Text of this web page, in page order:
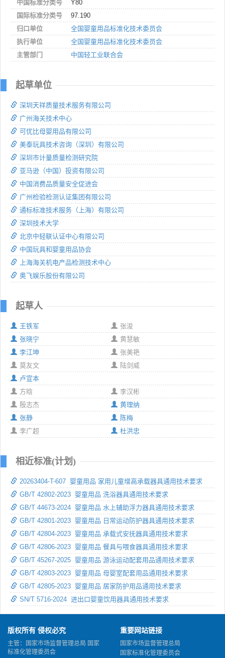
中国标准分类号
Y80
国际标准分类号
97.190
归口单位
全国婴童用品标准化技术委员会
执行单位
全国婴童用品标准化技术委员会
主管部门
中国轻工业联合会
起草单位
深圳天祥质量技术服务有限公司
广州海关技术中心
可优比母婴用品有限公司
美泰玩具技术咨询（深圳）有限公司
深圳市计量质量检测研究院
亚马逊（中国）投资有限公司
中国消费品质量安全促进会
广州检验检测认证集团有限公司
通标标准技术服务（上海）有限公司
深圳技术大学
北京中轻联认证中心有限公司
中国玩具和婴童用品协会
上海海关机电产品检测技术中心
奥飞娱乐股份有限公司
起草人
王铁军
张浚
张晓宁
黄慧敏
李江坤
张美艳
莫友文
陆剑威
卢宣本
方晗
李汉彬
殷志杰
黄理纳
张静
陈梅
李广超
杜洪忠
相近标准(计划)
20263404-T-607 婴童用品 家用儿童增高承载器具通用技术要求
GB/T 42802-2023 婴童用品 洗浴器具通用技术要求
GB/T 44673-2024 婴童用品 水上辅助浮力器具通用技术要求
GB/T 42801-2023 婴童用品 日常运动防护器具通用技术要求
GB/T 42804-2023 婴童用品 承载式安抚器具通用技术要求
GB/T 42806-2023 婴童用品 餐具与喂食器具通用技术要求
GB/T 45267-2025 婴童用品 游泳运动配套用品通用技术要求
GB/T 42803-2023 婴童用品 母婴室配套用品通用技术要求
GB/T 42805-2023 婴童用品 居家防护用品通用技术要求
SN/T 5716-2024 进出口婴童饮用器具通用技术要求
版权所有 侵权必究
主管：国家市场监督管理总局 国家
标准化管理委员会
重要网站链接
国家市场监督管理总局
国家标准化管理委员会